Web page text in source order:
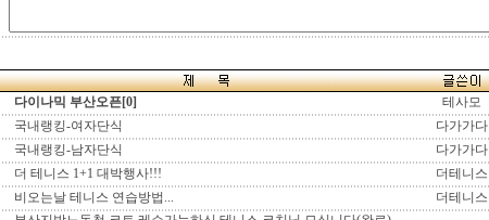
다이나믹 부산오픈[0] 테사모
국내랭킹-여자단식 다가가다
국내랭킹-남자단식 다가가다
더 테니스 1+1 대박행사!!! 더테니스
비오는날 테니스 연습방법... 더테니스